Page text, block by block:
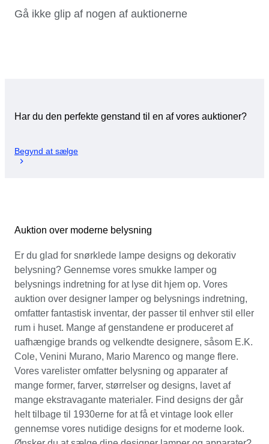
Gå ikke glip af nogen af auktionerne
Har du den perfekte genstand til en af vores auktioner?
Begynd at sælge
Auktion over moderne belysning
Er du glad for snørklede lampe designs og dekorativ
belysning? Gennemse vores smukke lamper og
belysnings indretning for at lyse dit hjem op. Vores
auktion over designer lamper og belysnings indretning,
omfatter fantastisk inventar, der passer til enhver stil eller
rum i huset. Mange af genstandene er produceret af
uafhængige brands og velkendte designere, såsom E.K.
Cole, Venini Murano, Mario Marenco og mange flere.
Vores varelister omfatter belysning og apparater af
mange former, farver, størrelser og designs, lavet af
mange ekstravagante materialer. Find designs der går
helt tilbage til 1930erne for at få et vintage look eller
gennemse vores nutidige designs for et moderne look.